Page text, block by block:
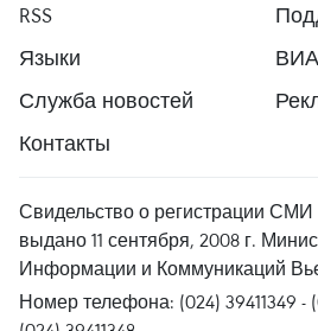
RSS
Языки
ВИА
Служба новостей
Контакты
Свидельство о регистрации СМИ
выдано 11 сентября, 2008 г.
Информации и Коммуникаций
Номер телефона: (024) 39411349 -